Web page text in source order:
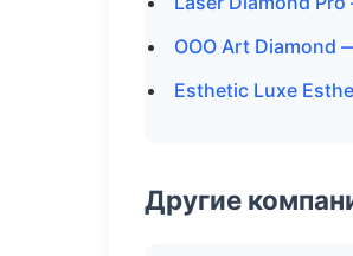
ООО Art Diamond
Esthetic Luxe
Другие